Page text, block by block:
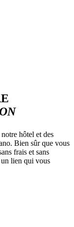
hôtel et des
Bien sûr que vous
frais et sans
lien qui vous